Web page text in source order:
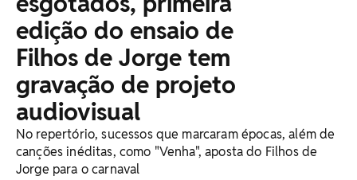
edição do ensaio de
Filhos de Jorge tem
gravação de projeto
audiovisual
No repertório, sucessos que marcaram épocas, além de
canções inéditas, como "Venha", aposta do Filhos de
Jorge para o carnaval